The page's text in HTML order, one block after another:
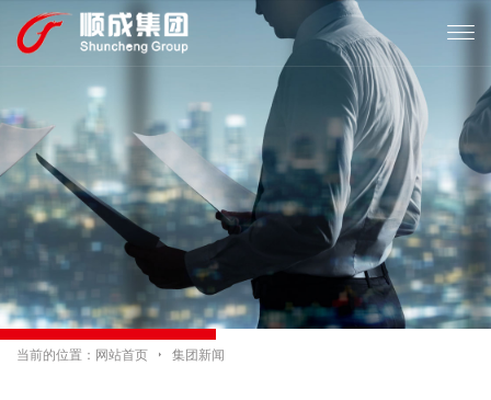

当前的位置： 网站首页  集团新闻